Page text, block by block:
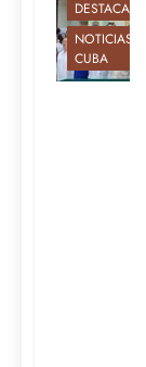
DESTACADAS
NOTICIAS DE
CUBA